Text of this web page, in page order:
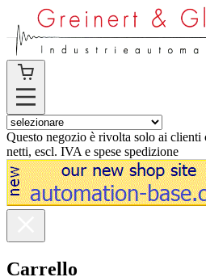
Questo negozio è rivolta solo ai
netti, escl. IVA e spese spedizione
Carrello